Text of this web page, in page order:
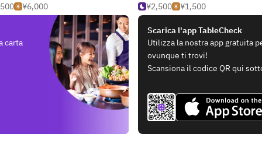
¥6,000
¥2,500
¥1,500
carta
Scarica l'app TableCheck
Utilizza la nostra app gratuita
ovunque ti trovi!
Scansiona il codice QR qui